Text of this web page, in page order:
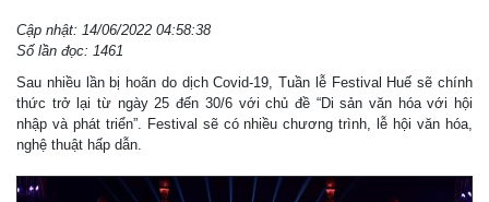
Cập nhật: 14/06/2022 04:58:38
Số lần đọc: 1461
Sau nhiều lần bị hoãn do dịch Covid-19, Tuần lễ Festival Huế sẽ chính
thức trở lại từ ngày 25 đến 30/6 với chủ đề “Di sản văn hóa với hội
nhập và phát triển”. Festival sẽ có nhiều chương trình, lễ hội văn hóa,
nghệ thuật hấp dẫn.